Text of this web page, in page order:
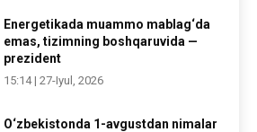
Energetikada muammo mablag‘da
emas, tizimning boshqaruvida —
prezident
15:14 | 27-Iyul, 2026
O‘zbekistonda 1-avgustdan nimalar